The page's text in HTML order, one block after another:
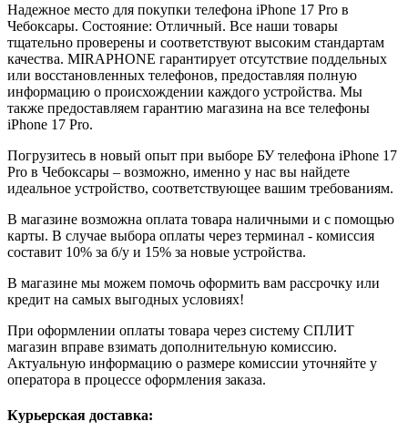
Надежное место для покупки телефона iPhone 17 Pro в
Чебоксары. Состояние: Отличный. Все наши товары
тщательно проверены и соответствуют высоким стандартам
качества. MIRAPHONE гарантирует отсутствие поддельных
или восстановленных телефонов, предоставляя полную
информацию о происхождении каждого устройства. Мы
также предоставляем гарантию магазина на все телефоны
iPhone 17 Pro.
Погрузитесь в новый опыт при выборе БУ телефона iPhone 17
Pro в Чебоксары – возможно, именно у нас вы найдете
идеальное устройство, соответствующее вашим требованиям.
В магазине возможна оплата товара наличными и с помощью
карты. В случае выбора оплаты через терминал - комиссия
составит 10% за б/у и 15% за новые устройства.
В магазине мы можем помочь оформить вам рассрочку или
кредит на самых выгодных условиях!
При оформлении оплаты товара через систему СПЛИТ
магазин вправе взимать дополнительную комиссию.
Актуальную информацию о размере комиссии уточняйте у
оператора в процессе оформления заказа.
Курьерская доставка: